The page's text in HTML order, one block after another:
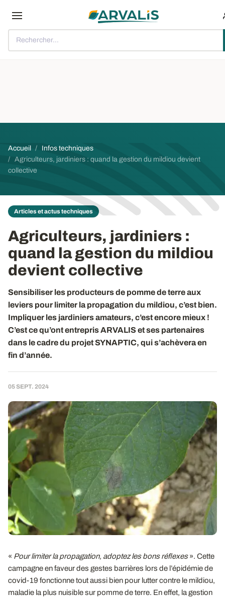
Rechercher...
Fil d'Ariane
Accueil
Infos techniques
Agriculteurs, jardiniers : quand la gestion du mildiou devient
collective
Articles et actus techniques
Agriculteurs, jardiniers :
quand la gestion du mildiou
devient collective
Sensibiliser les producteurs de pomme de terre aux
leviers pour limiter la propagation du mildiou, c’est bien.
Impliquer les jardiniers amateurs, c’est encore mieux !
C’est ce qu’ont entrepris ARVALIS et ses partenaires
dans le cadre du projet SYNAPTIC, qui s’achèvera en
fin d’année.
05 SEPT. 2024
« Pour limiter la propagation, adoptez les bons réflexes». Cette
campagne en faveur des gestes barrières lors de l’épidémie de
covid-19 fonctionne tout aussi bien pour lutter contre le mildiou,
maladie la plus nuisible sur pomme de terre. En effet, la gestion